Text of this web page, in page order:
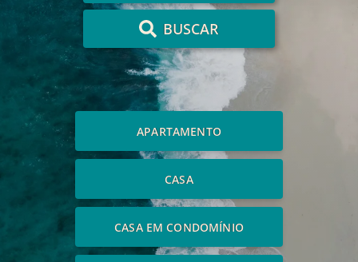
BUSCAR
APARTAMENTO
CASA
CASA EM CONDOMÍNIO